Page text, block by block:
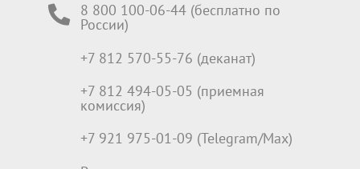
8 800 100-06-44 (бесплатно по
России)
+7 812 570-55-76 (деканат)
+7 812 494-05-05 (приемная
комиссия)
+7 921 975-01-09 (Telegram/Max)